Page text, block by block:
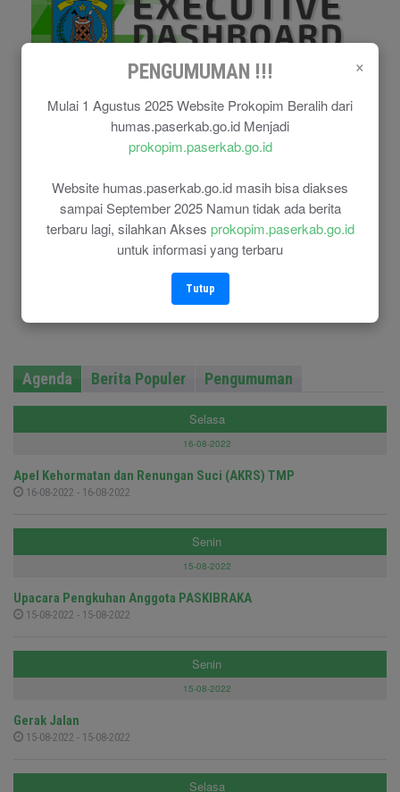
×
PENGUMUMAN !!!
Mulai 1 Agustus 2025 Website Prokopim Beralih dari
humas.paserkab.go.id Menjadi
prokopim.paserkab.go.id
Website humas.paserkab.go.id masih bisa diakses
sampai September 2025 Namun tidak ada berita
terbaru lagi, silahkan Akses prokopim.paserkab.go.id
untuk informasi yang terbaru
Tutup
Agenda Berita Populer Pengumuman
Selasa
16-08-2022
Apel Kehormatan dan Renungan Suci (AKRS) TMP
16-08-2022 - 16-08-2022
Senin
15-08-2022
Upacara Pengkuhan Anggota PASKIBRAKA
15-08-2022 - 15-08-2022
Senin
15-08-2022
Gerak Jalan
15-08-2022 - 15-08-2022
Selasa